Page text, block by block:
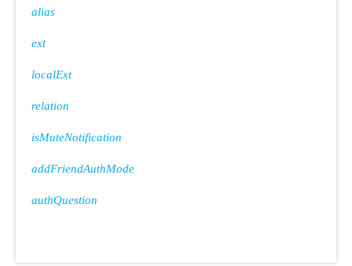
alias
ext
localExt
relation
isMuteNotification
addFriendAuthMode
authQuestion